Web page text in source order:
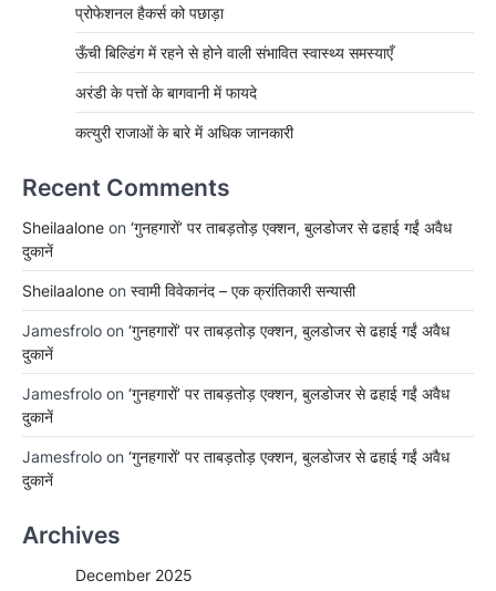
प्रोफेशनल हैकर्स को पछाड़ा
ऊँची बिल्डिंग में रहने से होने वाली संभावित स्वास्थ्य समस्याएँ
अरंडी के पत्तों के बागवानी में फायदे
कत्युरी राजाओं के बारे में अधिक जानकारी
Recent Comments
Sheilaalone on ‘गुनहगारों’ पर ताबड़तोड़ एक्शन, बुलडोजर से ढहाई गईं अवैध
दुकानें
Sheilaalone on स्वामी विवेकानंद – एक क्रांतिकारी सन्यासी
Jamesfrolo on ‘गुनहगारों’ पर ताबड़तोड़ एक्शन, बुलडोजर से ढहाई गईं अवैध
दुकानें
Jamesfrolo on ‘गुनहगारों’ पर ताबड़तोड़ एक्शन, बुलडोजर से ढहाई गईं अवैध
दुकानें
Jamesfrolo on ‘गुनहगारों’ पर ताबड़तोड़ एक्शन, बुलडोजर से ढहाई गईं अवैध
दुकानें
Archives
December 2025